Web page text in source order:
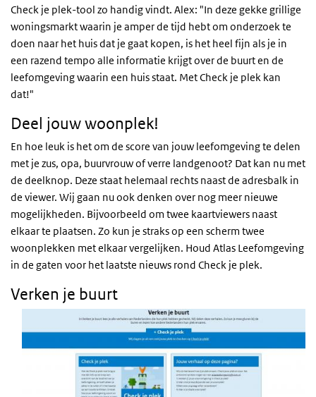
Check je plek-tool zo handig vindt. Alex: "In deze gekke grillige
woningsmarkt waarin je amper de tijd hebt om onderzoek te
doen naar het huis dat je gaat kopen, is het heel fijn als je in
een razend tempo alle informatie krijgt over de buurt en de
leefomgeving waarin een huis staat. Met Check je plek kan
dat!"
Deel jouw woonplek!
En hoe leuk is het om de score van jouw leefomgeving te delen
met je zus, opa, buurvrouw of verre landgenoot? Dat kan nu met
de deelknop. Deze staat helemaal rechts naast de adresbalk in
de viewer. Wij gaan nu ook denken over nog meer nieuwe
mogelijkheden. Bijvoorbeeld om twee kaartviewers naast
elkaar te plaatsen. Zo kun je straks op een scherm twee
woonplekken met elkaar vergelijken. Houd Atlas Leefomgeving
in de gaten voor het laatste nieuws rond Check je plek.
Verken je buurt